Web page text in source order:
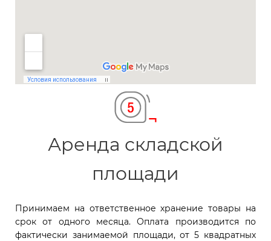
Аренда складской
площади
Принимаем на ответственное хранение товары на
срок от одного месяца. Оплата производится по
фактически занимаемой площади, от 5 квадратных